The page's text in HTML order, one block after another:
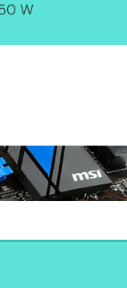
W